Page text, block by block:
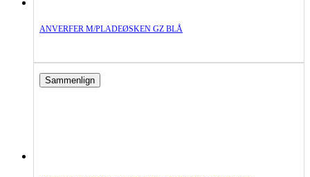
ANVERFER M/PLADEØSKEN GZ BLÅ
Sammenlign